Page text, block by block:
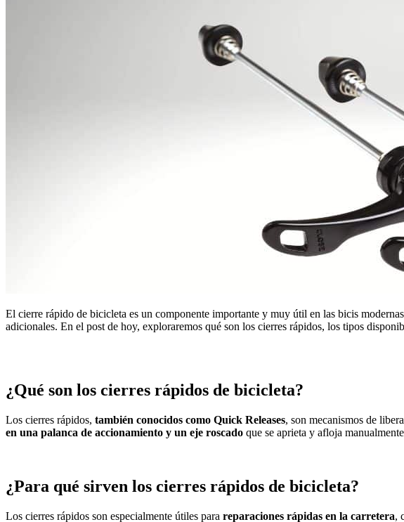
El cierre rápido de bicicleta es un componente importante y muy útil en las bicis
adicionales. En el post de hoy, exploraremos qué son los cierres rápidos, los tipos
¿Qué son los cierres rápidos de bicicleta?
Los cierres rápidos, también conocidos como Quick Releases, son mecanismos de
en una palanca de accionamiento y un eje roscado que se aprieta y afloja
¿Para qué sirven los cierres rápidos de bicicleta?
Los cierres rápidos son especialmente útiles para reparaciones rápidas en la carretera,